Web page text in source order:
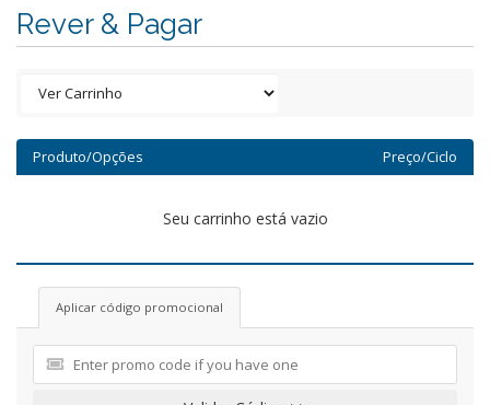
Rever & Pagar
Produto/Opções Preço/Ciclo
Seu carrinho está vazio
Aplicar código promocional